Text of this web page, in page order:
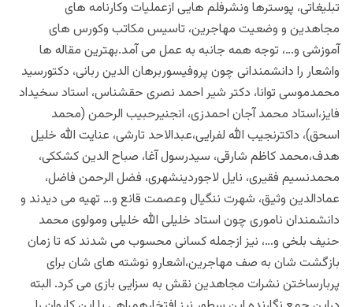
تبلیغاتی، پوسترها ونشرفلم هایی ازعملیات وکارنامه های
مجاهدین و وضعیت مهاجرین، تاسیس مکاتب وکورس های
آموزشی و…، توجه همه جانبه به عمل می آمد.بهترین مقاله ها
واشعار را دانشمندانی چون پروفیسوربرهان الدین ربانی، دکتورسید
محمدموسی توانا، دکتر شیر احمد نصری حقشناس، استاد سخیداد
فایز،استاد محمد آجان احمدزی، انجنیرحبیب الرحمن (محمد
اسحق)، داکترنجیب الله لفرایی،عبدالاحد تارشی، عنایت الله خلیل
هدف،محمد کاظم شارقی، سیدرسول آغا، صباح الدین کشککی،
محمدنسیم فقیری، نایل لاجوردینشهری، فضل الرحمن فاضل،
عمادالدین وثیق، شهرت ننگیال وعصمت قانع و… تهیه می دیدند و
دانشمندان ناموری چون استاد خلیلی الله خلیلی ومولوی محمد
حنیف بلخی و…، نیز ازجمله کسانی محسوب می شدند که تا زمان
بازگشت شان به صف مهاجرین،اشعارو نوشته های شان برای
پربارساختن نشرات مجاهدین نقش به سزایی بازی می کرد. البته